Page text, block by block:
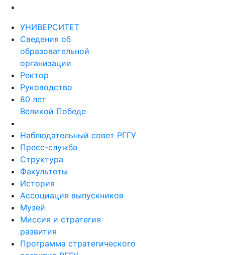
УНИВЕРСИТЕТ
Сведения об
образовательной
организации
Ректор
Руководство
80 лет
Великой Победе
Наблюдательный совет РГГУ
Пресс-служба
Структура
Факультеты
История
Ассоциация выпускников
Музей
Миссия и стратегия
развития
Программа стратегического